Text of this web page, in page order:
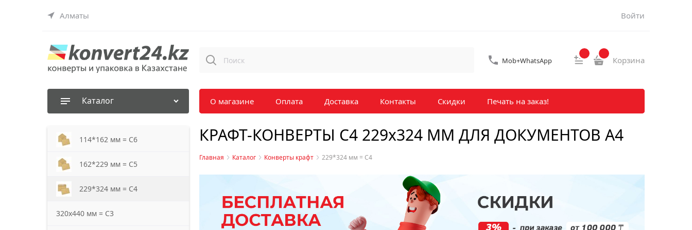
Алматы Войти
Mob+WhatsApp Корзина
Каталог О магазине Оплата Доставка Контакты Скидки Печать на заказ!
114*162 мм = С6
162*229 мм = С5
229*324 мм = С4
320х440 мм = С3
КРАФТ-КОНВЕРТЫ С4 229х324 ММ ДЛЯ ДОКУМЕНТОВ А4
Главная Каталог Конверты крафт 229*324 мм = С4